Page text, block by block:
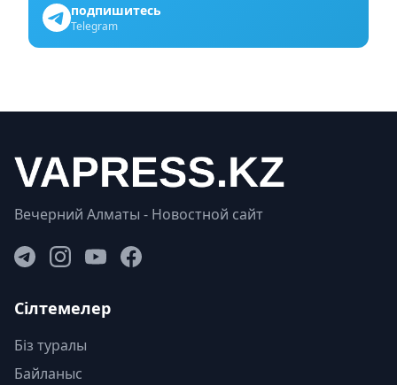
подпишитесь
Telegram
Вечерний Алматы - Новостной сайт
Сілтемелер
Біз туралы
Байланыс